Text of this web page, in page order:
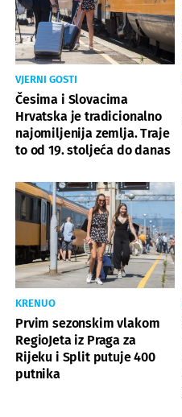
VJERNI GOSTI
Česima i Slovacima
Hrvatska je tradicionalno
najomiljenija zemlja. Traje
to od 19. stoljeća do danas
KRENUO
Prvim sezonskim vlakom
RegioJeta iz Praga za
Rijeku i Split putuje 400
putnika